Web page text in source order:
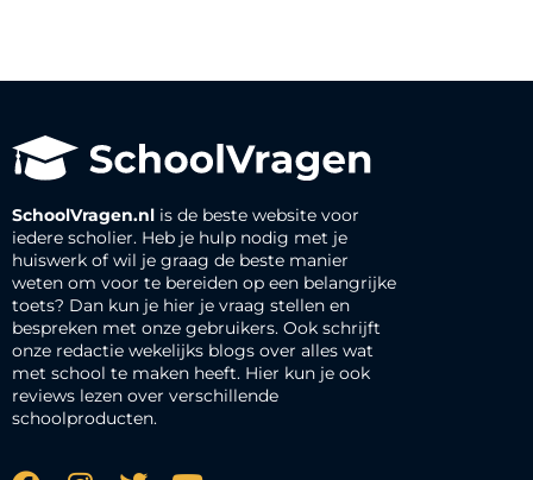
SchoolVragen.nl is de beste website voor
iedere scholier. Heb je hulp nodig met je
huiswerk of wil je graag de beste manier
weten om voor te bereiden op een belangrijke
toets? Dan kun je hier je vraag stellen en
bespreken met onze gebruikers. Ook schrijft
onze redactie wekelijks blogs over alles wat
met school te maken heeft. Hier kun je ook
reviews lezen over verschillende
schoolproducten.